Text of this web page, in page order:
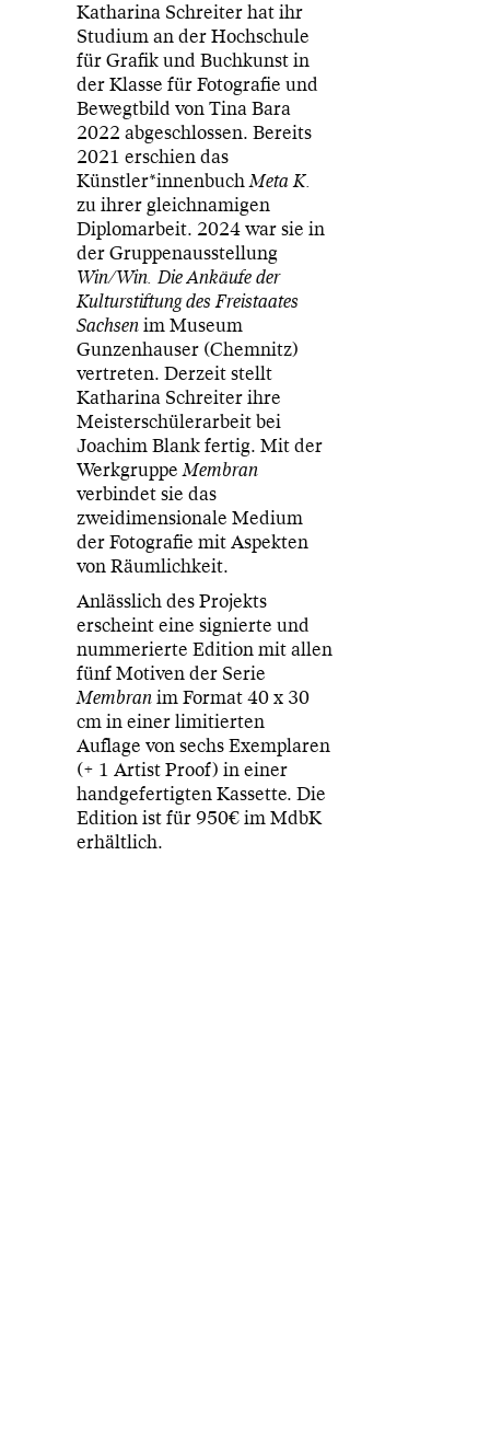
Katharina Schreiter hat ihr
Studium an der Hochschule
für Grafik und Buchkunst in
der Klasse für Fotografie und
Bewegtbild von Tina Bara
2022 abgeschlossen. Bereits
2021 erschien das
Künstler*innenbuchMeta K.
zu ihrer gleichnamigen
Diplomarbeit. 2024 war sie in
der Gruppenausstellung
Win/Win. Die Ankäufe der
Kulturstiftung des Freistaates
Sachsenim Museum
Gunzenhauser (Chemnitz)
vertreten. Derzeit stellt
Katharina Schreiter ihre
Meisterschülerarbeit bei
Joachim Blank fertig. Mit der
WerkgruppeMembran
verbindet sie das
zweidimensionale Medium
der Fotografie mit Aspekten
von Räumlichkeit.
Anlässlich des Projekts
erscheint eine signierte und
nummerierte Edition mit allen
fünf Motiven der Serie
Membranim Format 40 x 30
cm in einer limitierten
Auflage von sechs Exemplaren
(+ 1 Artist Proof) in einer
handgefertigten Kassette. Die
Edition ist für 950€ im MdbK
erhältlich.